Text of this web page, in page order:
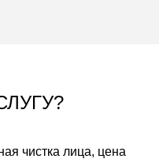
чистка лица, цена